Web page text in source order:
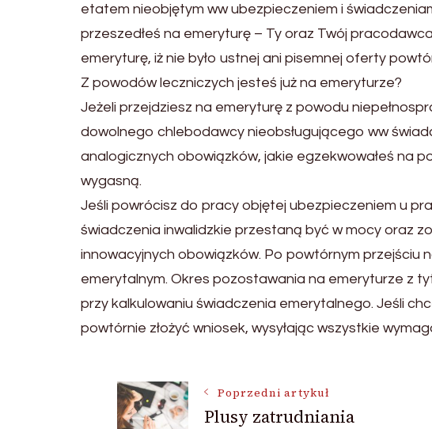
etatem nieobjętym ww ubezpieczeniem i
przeszedłeś na emeryturę – Ty oraz Twój
emeryturę, iż nie było ustnej ani pisemnej oferty
Z powodów leczniczych jesteś już na emeryturze?
Jeżeli przejdziesz na emeryturę z powodu
dowolnego chlebodawcy nieobsługującego ww
analogicznych obowiązków, jakie egzekwowałeś na
wygasną.
Jeśli powrócisz do pracy objętej ubezpieczeniem u
świadczenia inwalidzkie przestaną być w mocy oraz
innowacyjnych obowiązków. Po powtórnym przejściu
emerytalnym. Okres pozostawania na emeryturze z
przy kalkulowaniu świadczenia emerytalnego. Jeśli
powtórnie złożyć wniosek, wysyłając wszystkie
NawigacjaPoprzedni artykuł
Plusy zatrudniania